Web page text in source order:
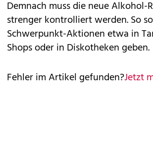
Demnach muss die neue Alkohol-
strenger kontrolliert werden. So
Schwerpunkt-Aktionen etwa in
Shops oder in Diskotheken geben.
Fehler im Artikel gefunden?Jetzt